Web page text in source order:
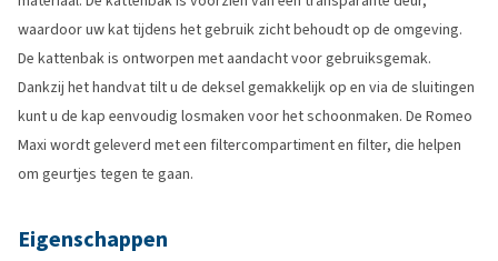
waardoor uw kat tijdens het gebruik zicht behoudt op de omgeving.
De kattenbak is ontworpen met aandacht voor gebruiksgemak.
Dankzij het handvat tilt u de deksel gemakkelijk op en via de sluitingen
kunt u de kap eenvoudig losmaken voor het schoonmaken. De Romeo
Maxi wordt geleverd met een filtercompartiment en filter, die helpen
om geurtjes tegen te gaan.
Eigenschappen